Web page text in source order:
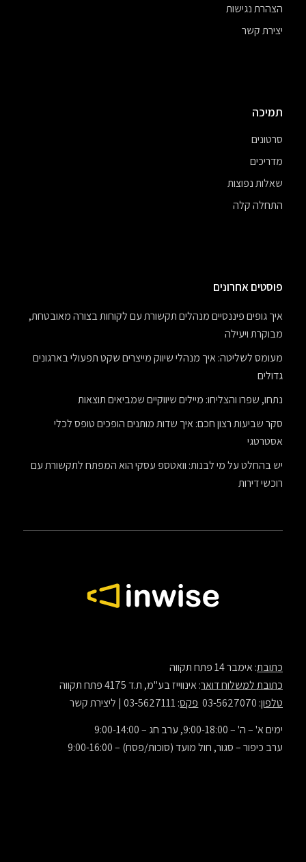
הצהרת נגישות
יצירת קשר
תמיכה
סרטונים
מדריכים
שאלות נפוצות
התחלה קלה
פוסטים אחרונים
איך גופים פיננסיים מנהלים תקשורת עם לקוחות בצורה מאובטחת,
מבוקרת ויעילה
מעומס לשליטה: איך מנהלי שיווק מייצרים שקט תפעולי בארגונים
גדולים
נתחו, שפרו והצליחו: מיילים שיווקיים שמביאים תוצאות
סקר שביעות רצון חכם: איך שדות מותנים הופכים טופס לכלי
אסטרטגי
יש בהחלט על מי לבנות: וואטספ עסקי הוא המפתח לתקשורת עם
רוכשי דירות
כתובת: אימבר 14 פתח תקווה
כתובת למשלוח דואר: אינווייז בע"מ, ת.ד 4175 פתח תקווה
טלפון: 03-5627070 פקס: 03-5627111 |
ליצירת קשר
ימים א' – ה' – 9:00-18:00, ערב חג – 9:00-14:00
ערב כיפור – סגור, חול מועד (סוכות/פסח) – 9:00-16:00